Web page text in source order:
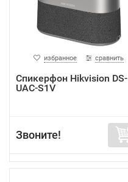
избранное сравнить
Спикерфон Hikvision DS-
UAC-S1V
Звоните!